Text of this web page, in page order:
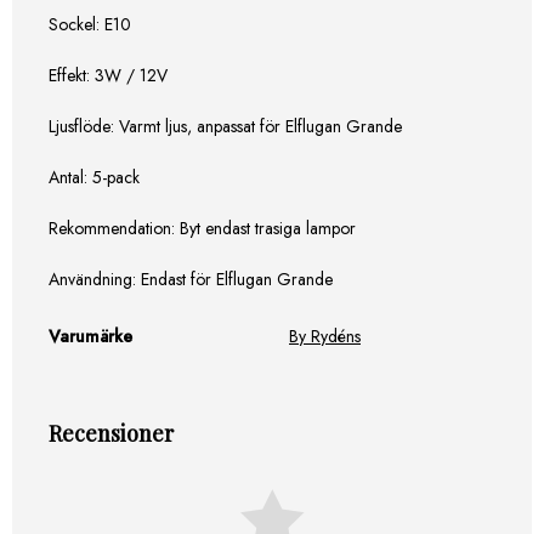
Sockel: E10
Effekt: 3W / 12V
Ljusflöde: Varmt ljus, anpassat för Elflugan Grande
Antal: 5-pack
Rekommendation: Byt endast trasiga lampor
Användning: Endast för Elflugan Grande
Varumärke By Rydéns
Recensioner